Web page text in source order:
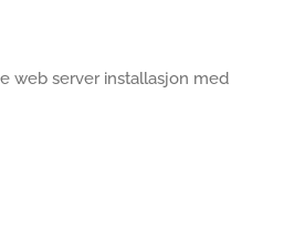
web server installasjon med